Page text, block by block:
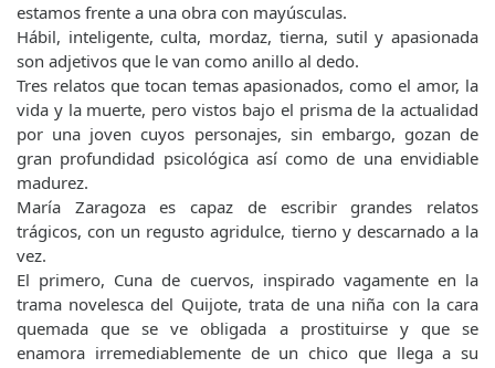
estamos frente a una obra con mayúsculas.
Hábil, inteligente, culta, mordaz, tierna, sutil y apasionada
son adjetivos que le van como anillo al dedo.
Tres relatos que tocan temas apasionados, como el amor, la
vida y la muerte, pero vistos bajo el prisma de la actualidad
por una joven cuyos personajes, sin embargo, gozan de
gran profundidad psicológica así como de una envidiable
madurez.
María Zaragoza es capaz de escribir grandes relatos
trágicos, con un regusto agridulce, tierno y descarnado a la
vez.
El primero, Cuna de cuervos, inspirado vagamente en la
trama novelesca del Quijote, trata de una niña con la cara
quemada que se ve obligada a prostituirse y que se
enamora irremediablemente de un chico que llega a su